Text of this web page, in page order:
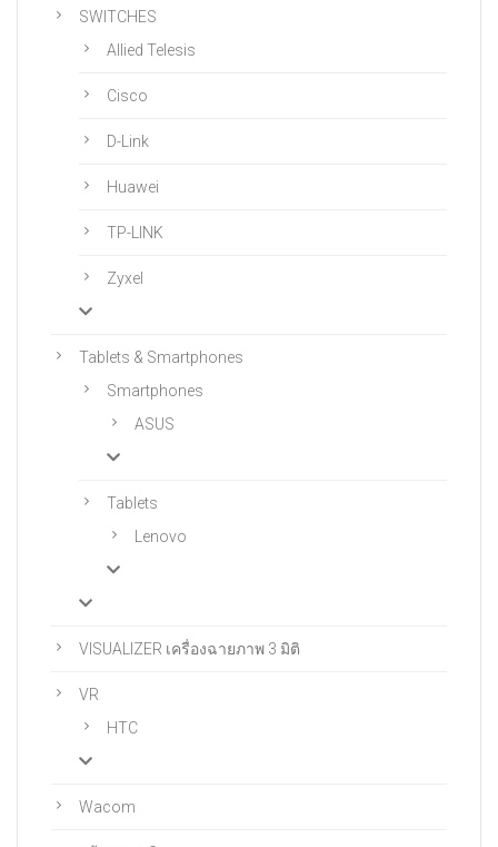
SWITCHES
Allied Telesis
Cisco
D-Link
Huawei
TP-LINK
Zyxel
Tablets & Smartphones
Smartphones
ASUS
Tablets
Lenovo
VISUALIZER เครื่องฉายภาพ 3 มิติ
VR
HTC
Wacom